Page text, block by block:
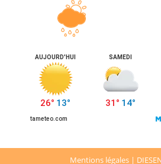
Mentions légales |